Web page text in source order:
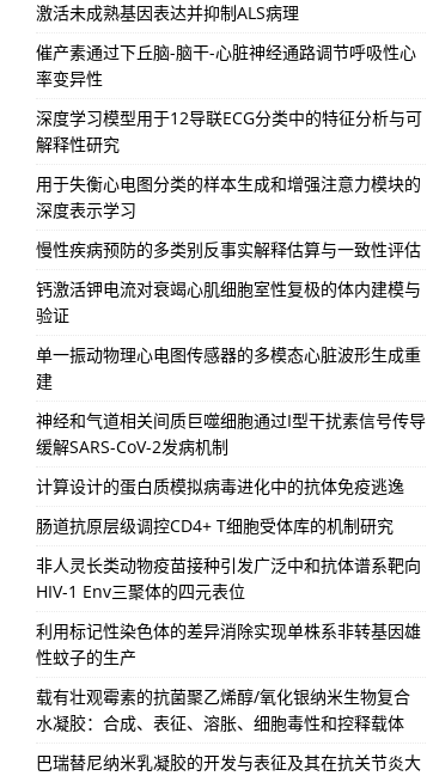
激活未成熟基因表达并抑制ALS病理
催产素通过下丘脑-脑干-心脏神经通路调节呼吸性心
率变异性
深度学习模型用于12导联ECG分类中的特征分析与可
解释性研究
用于失衡心电图分类的样本生成和增强注意力模块的
深度表示学习
慢性疾病预防的多类别反事实解释估算与一致性评估
钙激活钾电流对衰竭心肌细胞室性复极的体内建模与
验证
单一振动物理心电图传感器的多模态心脏波形生成重
建
神经和气道相关间质巨噬细胞通过I型干扰素信号传导
缓解SARS-CoV-2发病机制
计算设计的蛋白质模拟病毒进化中的抗体免疫逃逸
肠道抗原层级调控CD4+ T细胞受体库的机制研究
非人灵长类动物疫苗接种引发广泛中和抗体谱系靶向
HIV-1 Env三聚体的四元表位
利用标记性染色体的差异消除实现单株系非转基因雄
性蚊子的生产
载有壮观霉素的抗菌聚乙烯醇/氧化银纳米生物复合
水凝胶：合成、表征、溶胀、细胞毒性和控释载体
巴瑞替尼纳米乳凝胶的开发与表征及其在抗关节炎大